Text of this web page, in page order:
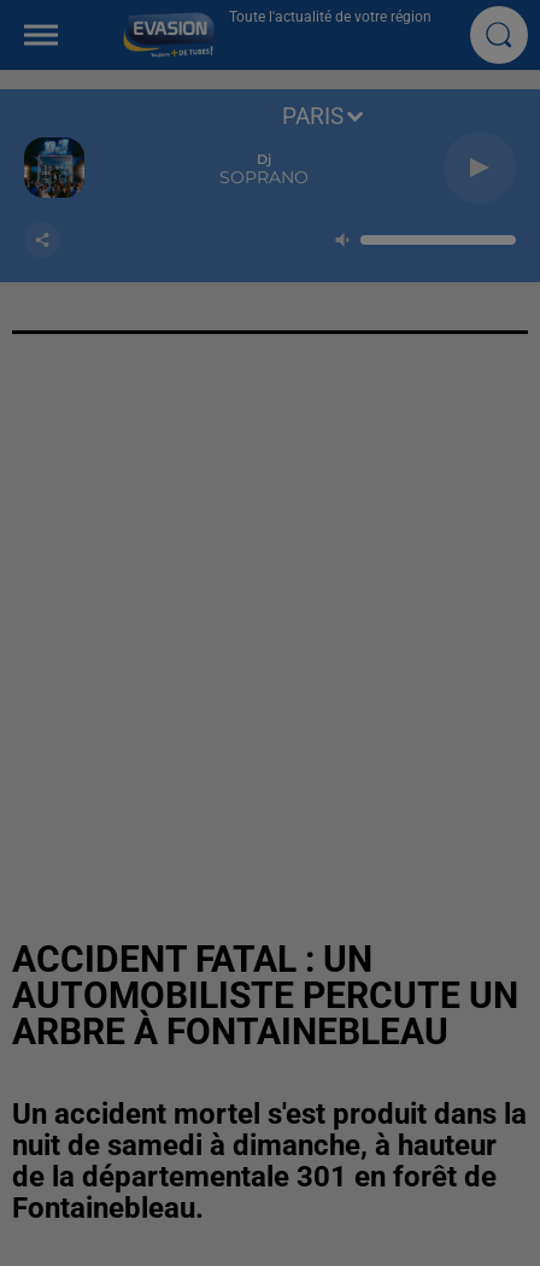
Toute l'actualité de votre région
Dj
SOPRANO
PARIS
ACCIDENT FATAL : UN
AUTOMOBILISTE PERCUTE UN
ARBRE À FONTAINEBLEAU
Un accident mortel s'est produit dans la
nuit de samedi à dimanche, à hauteur
de la départementale 301 en forêt de
Fontainebleau.